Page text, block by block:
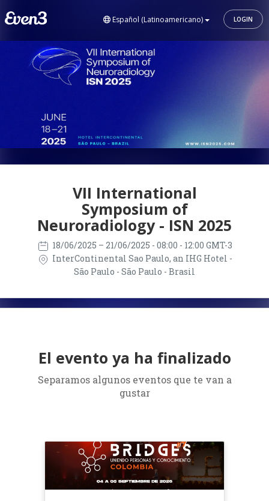
Español (Latinoamericano) LOGIN
VII International
Symposium of
Neuroradiology - ISN 2025
18/06/2025 – 21/06/2025 - 08:00 - 12:00 GMT-3
InterContinental Sao Paulo, an IHG Hotel -
São Paulo - São Paulo - Brasil
El evento ya ha finalizado
Separamos algunos eventos que te van a
gustar